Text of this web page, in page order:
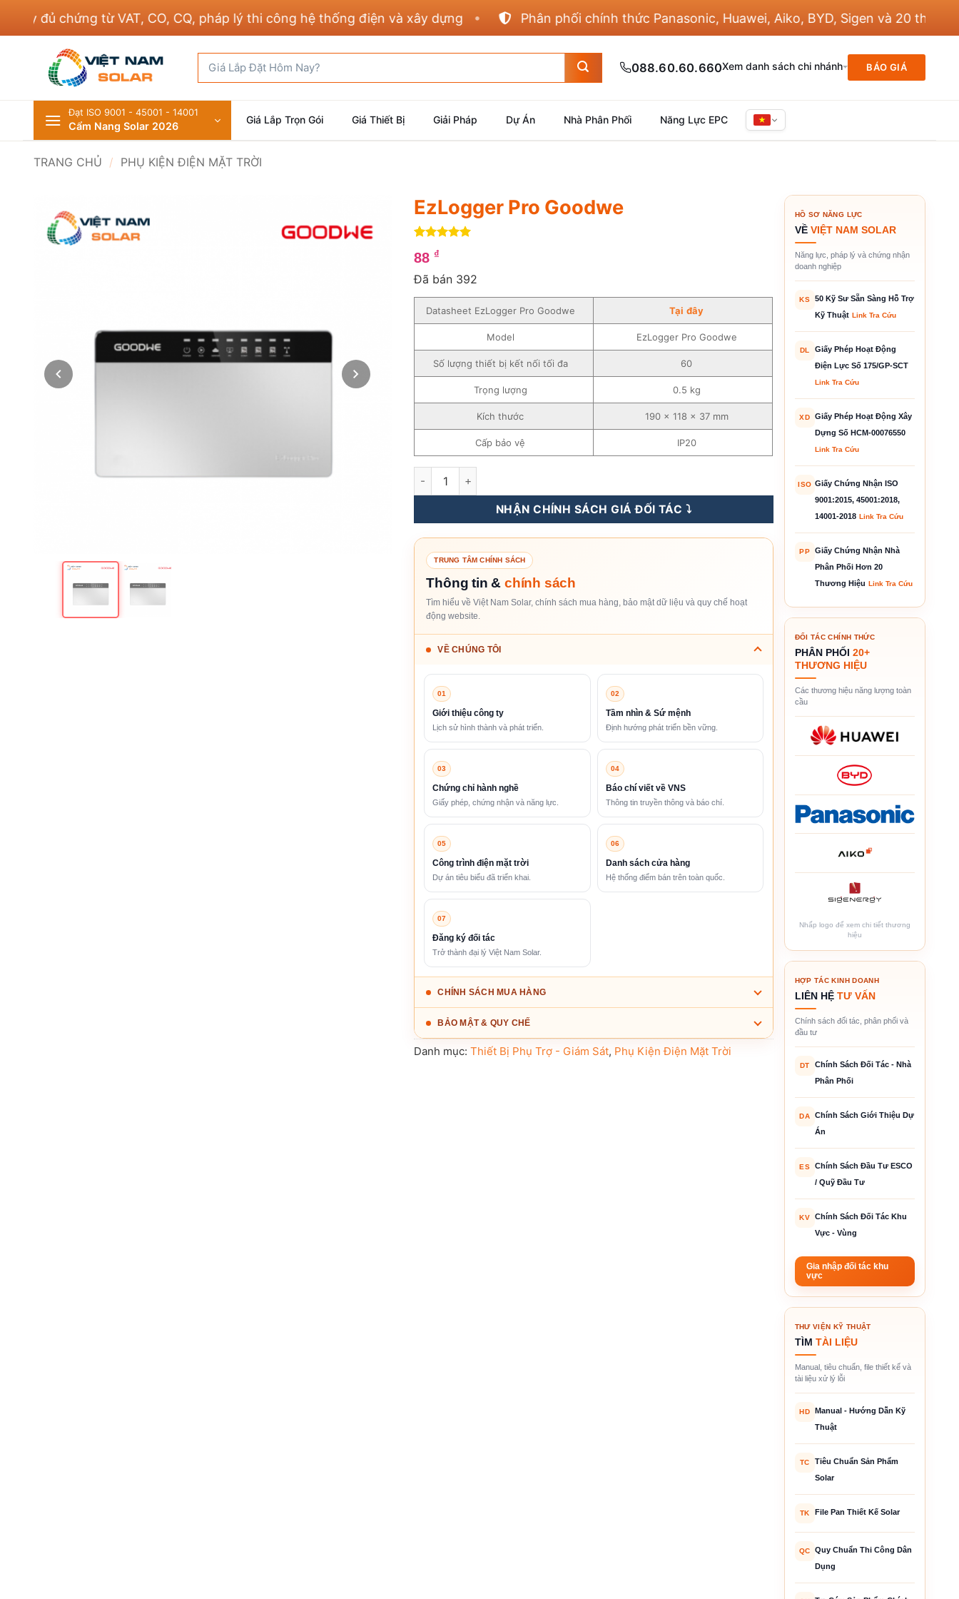
đủ chứng từ VAT, CO, CQ, pháp lý thi công hệ thống điện và xây dựng Phân phối chính thức Panasonic, Huawei, Aiko, BYD, Sigen và 20 thương hiệu
kiếm:
088.60.60.660Xem danh sách chi nhánh BÁO GIÁ
Đạt ISO 9001 - 45001 - 14001
Cẩm Nang Solar 2026 Giá Lắp Trọn Gói Giá Thiết Bị Giải Pháp Dự Án Nhà Phân Phối Năng Lực EPC
TRANG CHỦ / PHỤ KIỆN ĐIỆN MẶT TRỜI
EzLogger Pro Goodwe
trên 5
dựa trên
88 ₫
Đã bán 392
Datasheet EzLogger Pro Goodwe Tại đây
Model EzLogger Pro Goodwe
Số lượng thiết bị kết nối tối đa 60
Trọng lượng 0.5 kg
Kích thước 190 × 118 × 37 mm
Cấp bảo vệ IP20
EzLogger Pro Goodwe số lượng
NHẬN CHÍNH SÁCH GIÁ ĐỐI TÁC ⤵️
TRUNG TÂM CHÍNH SÁCH
Thông tin & chính sách
Tìm hiểu về Việt Nam Solar, chính sách mua hàng, bảo mật dữ liệu và quy chế hoạt
động website.
VỀ CHÚNG TÔI
01
Giới thiệu công ty
Lịch sử hình thành và phát triển.
02
Tầm nhìn & Sứ mệnh
Định hướng phát triển bền vững.
03
Chứng chỉ hành nghề
Giấy phép, chứng nhận và năng lực.
04
Báo chí viết về VNS
Thông tin truyền thông và báo chí.
05
Công trình điện mặt trời
Dự án tiêu biểu đã triển khai.
06
Danh sách cửa hàng
Hệ thống điểm bán trên toàn quốc.
07
Đăng ký đối tác
Trở thành đại lý Việt Nam Solar.
CHÍNH SÁCH MUA HÀNG
BẢO MẬT & QUY CHẾ
Danh mục:Thiết Bị Phụ Trợ - Giám Sát, Phụ Kiện Điện Mặt Trời
HỒ SƠ NĂNG LỰC
VỀ VIỆT NAM SOLAR
Năng lực, pháp lý và chứng nhận
doanh nghiệp
KS
50 Kỹ Sư Sẵn Sàng Hỗ Trợ
Kỹ Thuật Link Tra Cứu
DL
Giấy Phép Hoạt Động
Điện Lực Số 175/GP-SCT
Link Tra Cứu
XD
Giấy Phép Hoạt Động Xây
Dựng Số HCM-00076550
Link Tra Cứu
ISO Giấy Chứng Nhận ISO
9001:2015, 45001:2018,
14001-2018 Link Tra Cứu
PP
Giấy Chứng Nhận Nhà
Phân Phối Hơn 20
Thương Hiệu Link Tra Cứu
ĐỐI TÁC CHÍNH THỨC
PHÂN PHỐI 20+
THƯƠNG HIỆU
Các thương hiệu năng lượng toàn
cầu
Nhấp logo để xem chi tiết thương
hiệu
HỢP TÁC KINH DOANH
LIÊN HỆ TƯ VẤN
Chính sách đối tác, phân phối và
đầu tư
DT
Chính Sách Đối Tác - Nhà
Phân Phối
DA
Chính Sách Giới Thiệu Dự
Án
ES
Chính Sách Đầu Tư ESCO
/ Quỹ Đầu Tư
KV
Chính Sách Đối Tác Khu
Vực - Vùng
Gia nhập đối tác khu
vực
THƯ VIỆN KỸ THUẬT
TÌM TÀI LIỆU
Manual, tiêu chuẩn, file thiết kế và
tài liệu xử lý lỗi
HD
Manual - Hướng Dẫn Kỹ
Thuật
TC
Tiêu Chuẩn Sản Phẩm
Solar
TK File Pan Thiết Kế Solar
QC
Quy Chuẩn Thi Công Dân
Dụng